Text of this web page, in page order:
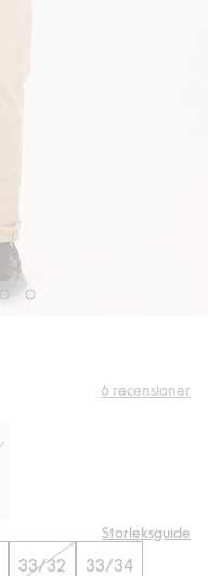
6 recensioner
Storleksguide
33/32 33/34